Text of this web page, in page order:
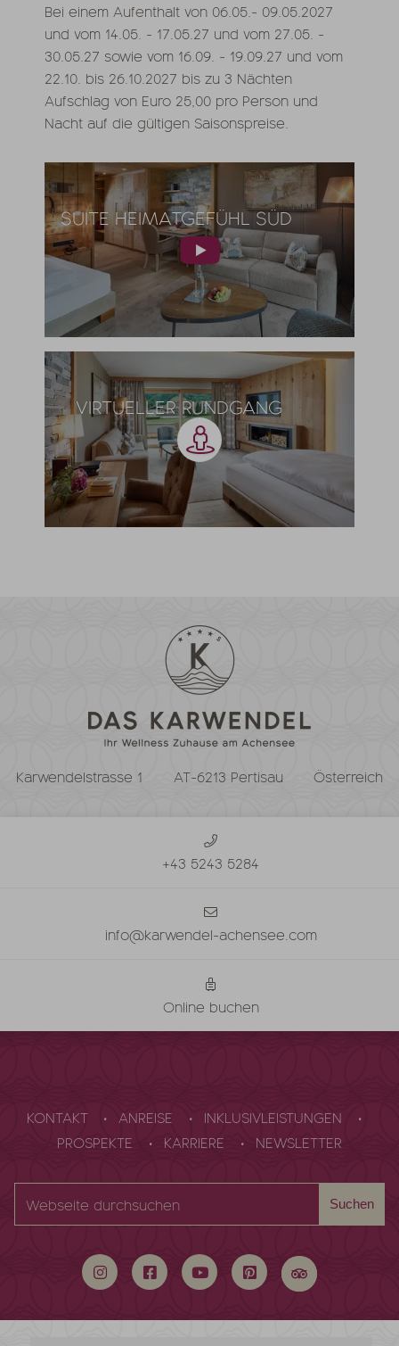
Bei einem Aufenthalt von 06.05.- 09.05.2027
und vom 14.05. - 17.05.27 und vom 27.05. -
30.05.27 sowie vom 16.09. - 19.09.27 und vom
22.10. bis 26.10.2027 bis zu 3 Nächten
Aufschlag von Euro 25,00 pro Person und
Nacht auf die gültigen Saisonspreise.
SUITE HEIMATGEFÜHL SÜD
VIRTUELLER RUNDGANG
Karwendelstrasse 1 AT-6213 Pertisau Österreich
+43 5243 5284
info@karwendel-achensee.com
Online buchen
KONTAKT ANREISE
INKLUSIVLEISTUNGEN
PROSPEKTE
KARRIERE NEWSLETTER
durchsuchen
Suchen